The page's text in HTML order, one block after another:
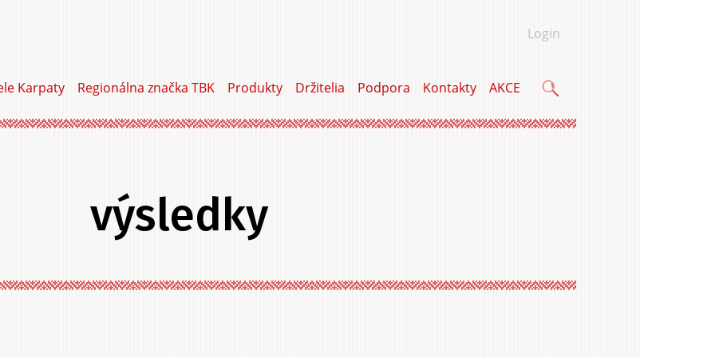
Login
Karpaty Regionálna značka TBK Produkty Držitelia Podpora Kontakty AKCE
výsledky